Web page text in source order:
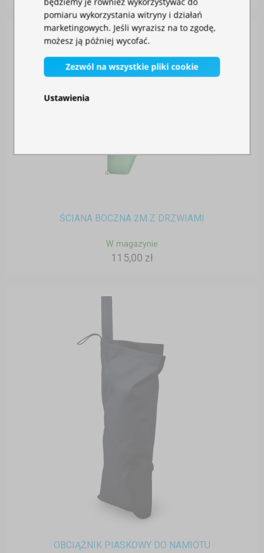
ŚCIANA BOCZNA 2M Z DRZWIAMI
W magazynie
115,00 zł
OBCIĄŻNIK PIASKOWY DO NAMIOTU
pomiaru wykorzystania witryny i działań
marketingowych. Jeśli wyrazisz na to zgodę,
możesz ją później wycofać.
Zezwól na wszystkie pliki cookie
Ustawienia